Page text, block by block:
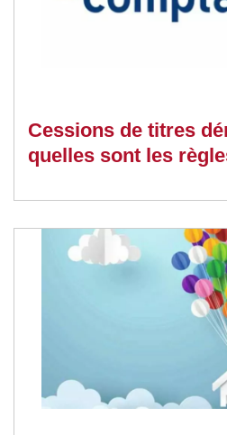
Cessions de titres
quelles sont les